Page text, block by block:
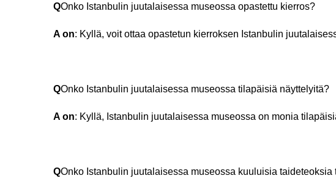
QOnko Istanbulin juutalaisessa museossa opastettu kierros?
A on: Kyllä, voit ottaa opastetun kierroksen Istanbulin
QOnko Istanbulin juutalaisessa museossa tilapäisiä näyttelyitä?
A on: Kyllä, Istanbulin juutalaisessa museossa on monia
QOnko Istanbulin juutalaisessa museossa kuuluisia taideteoksia